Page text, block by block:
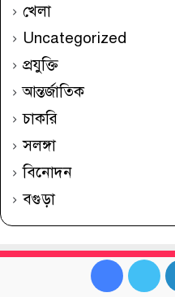
খেলা
Uncategorized
প্রযুক্তি
আন্তর্জাতিক
চাকরি
সলঙ্গা
বিনোদন
বগুড়া
Facebook